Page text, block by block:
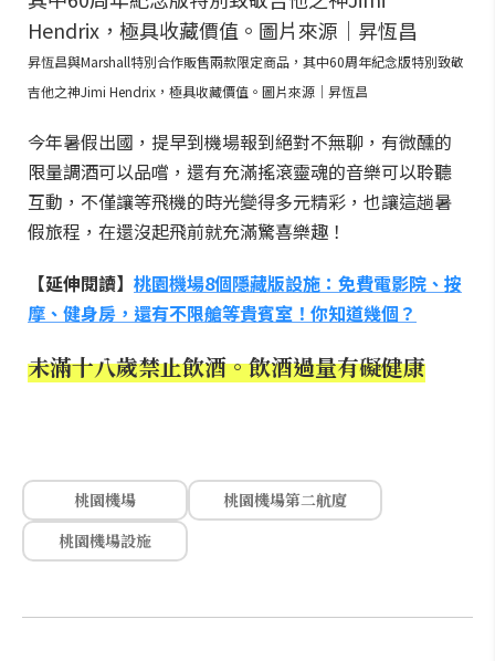
昇恆昌與Marshall特別合作販售兩款限定商品，其中60周年紀念版特別致敬
吉他之神Jimi Hendrix，極具收藏價值。圖片來源｜昇恆昌
今年暑假出國，提早到機場報到絕對不無聊，有微醺的
限量調酒可以品嚐，還有充滿搖滾靈魂的音樂可以聆聽
互動，不僅讓等飛機的時光變得多元精彩，也讓這趟暑
假旅程，在還沒起飛前就充滿驚喜樂趣！
【延伸閱讀】 桃園機場8個隱藏版設施：免費電影院、按
摩、健身房，還有不限艙等貴賓室！你知道幾個？
未滿十八歲禁止飲酒。飲酒過量有礙健康
桃園機場
桃園機場第二航廈
桃園機場設施